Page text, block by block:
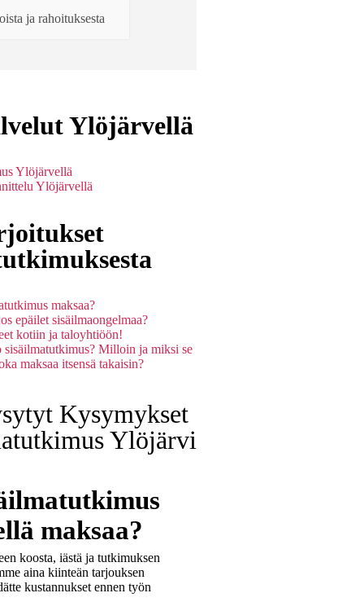
ja rahoituksesta
Ylöjärvellä
Ylöjärvellä
Ylöjärvellä
maksaa?
epäilet sisäilmaongelmaa?
kotiin ja taloyhtiöön!
sisäilmatutkimus? Milloin ja miksi se
maksaa itsensä takaisin?
Kysymykset
Ylöjärvi
maksaa?
koosta, iästä ja tutkimuksen
aina kiinteän tarjouksen
kustannukset ennen työn